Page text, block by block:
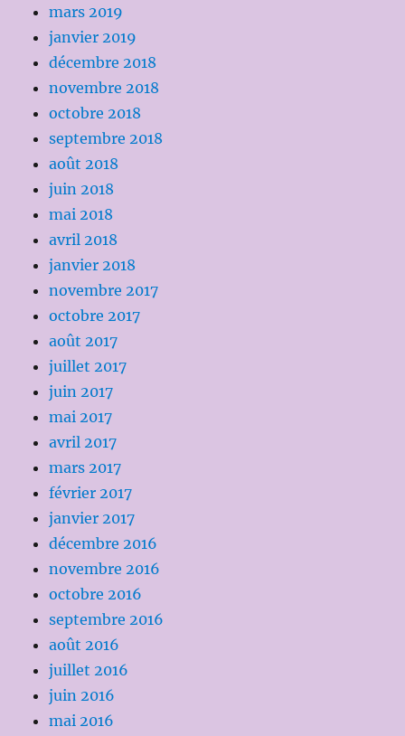
mars 2019
janvier 2019
décembre 2018
novembre 2018
octobre 2018
septembre 2018
août 2018
juin 2018
mai 2018
avril 2018
janvier 2018
novembre 2017
octobre 2017
août 2017
juillet 2017
juin 2017
mai 2017
avril 2017
mars 2017
février 2017
janvier 2017
décembre 2016
novembre 2016
octobre 2016
septembre 2016
août 2016
juillet 2016
juin 2016
mai 2016